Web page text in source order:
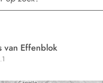
van Effenblok